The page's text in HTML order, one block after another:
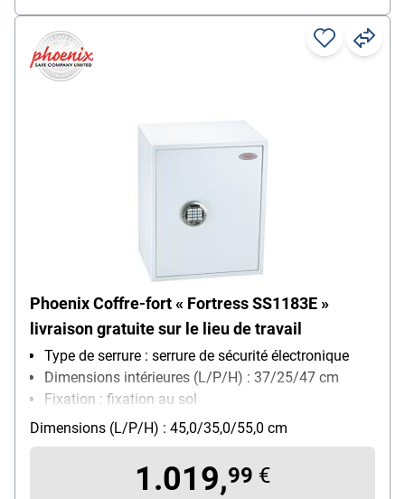
Phoenix Coffre-fort « Fortress SS1183E »
livraison gratuite sur le lieu de travail
Type de serrure : serrure de sécurité électronique
Dimensions intérieures (L/P/H) : 37/25/47 cm
Fixation : fixation au sol
Dimensions (L/P/H) : 45,0/35,0/55,0 cm
1.019,99 €